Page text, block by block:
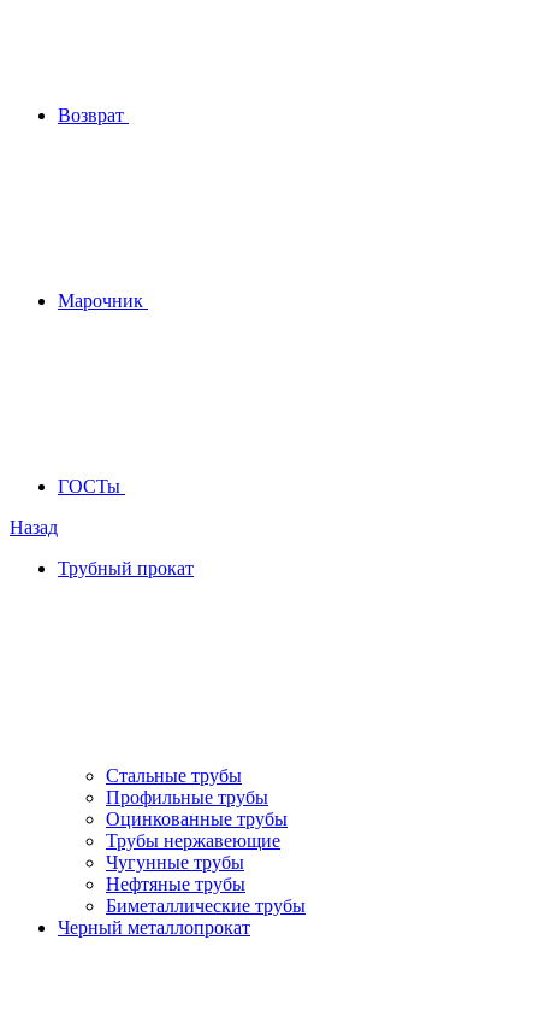
Возврат
Марочник
ГОСТы
Назад
Трубный прокат
Стальные трубы
Профильные трубы
Оцинкованные трубы
Трубы нержавеющие
Чугунные трубы
Нефтяные трубы
Биметаллические трубы
Черный металлопрокат